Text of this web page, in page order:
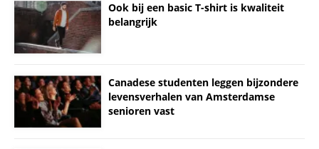
Ook bij een basic T-shirt is kwaliteit
belangrijk
Canadese studenten leggen bijzondere
levensverhalen van Amsterdamse
senioren vast